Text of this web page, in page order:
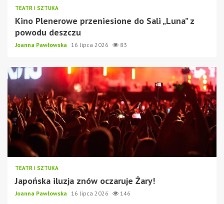
TEATR I SZTUKA
Kino Plenerowe przeniesione do Sali „Luna” z
powodu deszczu
Joanna Pawłowska 16 lipca 2026 83
TEATR I SZTUKA
Japońska iluzja znów oczaruje Żary!
Joanna Pawłowska 16 lipca 2026 146